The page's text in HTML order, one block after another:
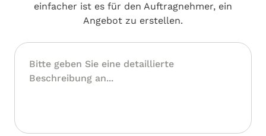
einfacher ist es für den Auftragnehmer, ein
Angebot zu erstellen.